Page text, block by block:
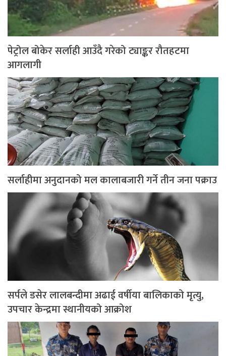
पेट्रोल बोकेर सर्लाही आउँदै गरेको ट्याङ्कर रौतहटमा
आगलागी
सर्लाहीमा अनुदानको मल कालाबजारी गर्ने तीन जना पक्राउ
सर्पले डसेर लालबन्दीमा अढाई वर्षीया बालिकाको मृत्यु,
उपचार केन्द्रमा स्थानीयको आक्रोश